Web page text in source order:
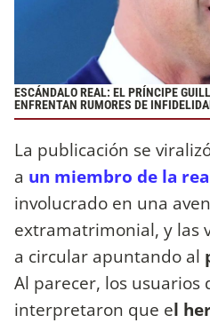
ESCÁNDALO REAL: EL PRÍNCIPE
ENFRENTAN RUMORES DE
La publicación se
a un miembro de la
involucrado en una
extramatrimonial, y las
a circular apuntando al
Al parecer, los usuarios
interpretaron que el